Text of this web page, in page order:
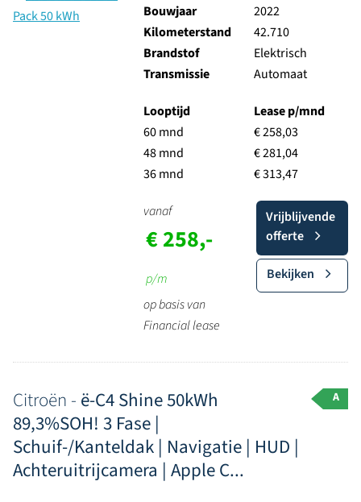
Bouwjaar
2022
Kilometerstand
42.710
Brandstof
Elektrisch
Transmissie
Automaat
Looptijd
60 mnd
48 mnd
36 mnd
Lease p/mnd
€ 258,03
€ 281,04
€ 313,47
vanaf
€ 258,-
p/m
op basis van
Financial lease
Vrijblijvende
offerte
Bekijken
Citroën - ë-C4 Shine 50kWh
89,3%SOH! 3 Fase |
Schuif-/Kanteldak | Navigatie | HUD |
Achteruitrijcamera | Apple C...
A